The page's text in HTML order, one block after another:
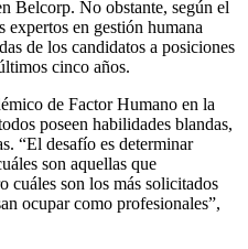
Belcorp. No obstante, según el
en gestión humana
de los candidatos a posiciones
cinco años.
de Factor Humano en la
poseen habilidades blandas,
“El desafío es determinar
son aquellas que
cuáles son los más solicitados
ocupar como profesionales”,